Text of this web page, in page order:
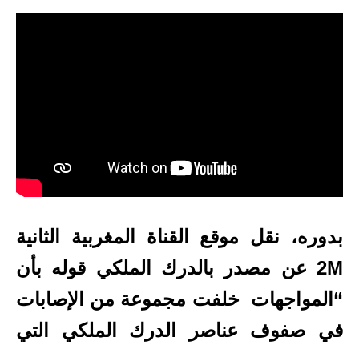
بدوره، نقل موقع القناة المغربية الثانية
2M عن مصدر بالدرك الملكي قوله بأن
“المواجهات خلفت مجموعة من الإصابات
في صفوف عناصر الدرك الملكي التي